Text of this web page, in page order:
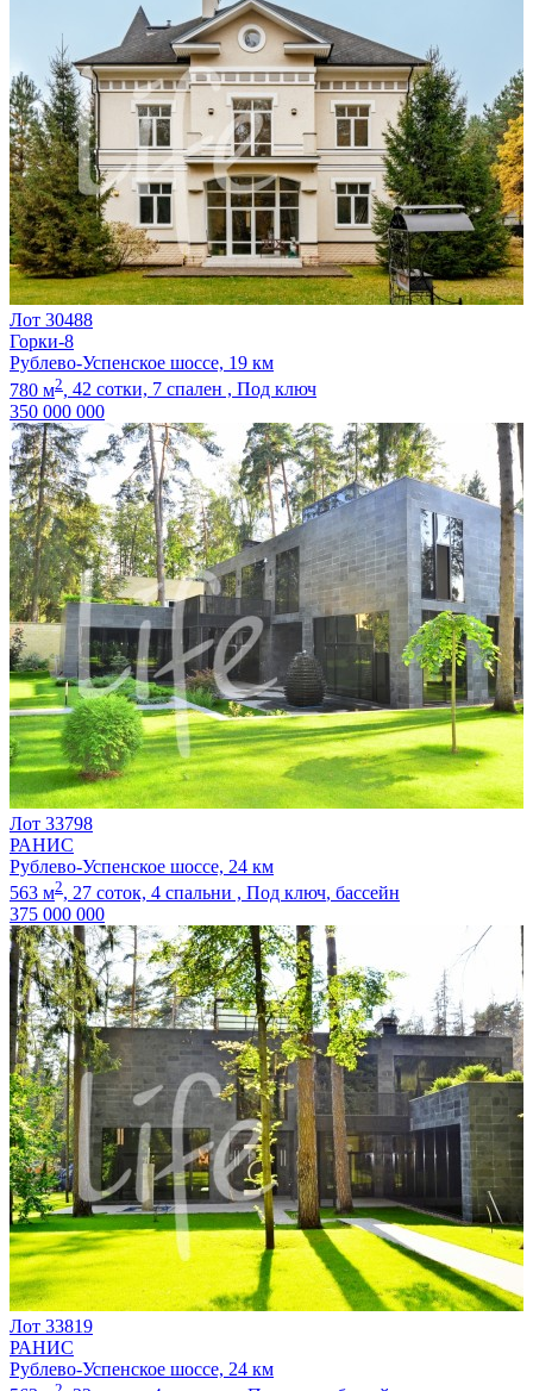
Лот 30488
Горки-8
Рублево-Успенское шоссе, 19 км
780 м2, 42 сотки, 7 спален , Под ключ
350 000 000
Лот 33798
РАНИС
Рублево-Успенское шоссе, 24 км
563 м2, 27 соток, 4 спальни , Под ключ, бассейн
375 000 000
Лот 33819
РАНИС
Рублево-Успенское шоссе, 24 км